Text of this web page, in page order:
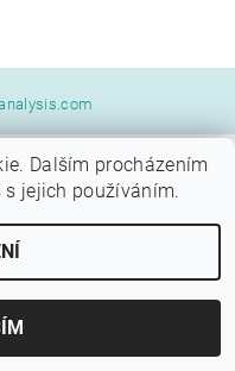
vyhrazena
Dalším procházením
jejich používáním.